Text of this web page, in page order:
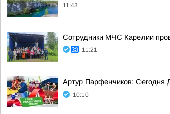
11:43
Сотрудники МЧС Карелии
11:21
Артур Парфенчиков: Сегодня
10:10